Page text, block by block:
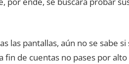
las pantallas, aún no se sabe
de cuentas no pases por